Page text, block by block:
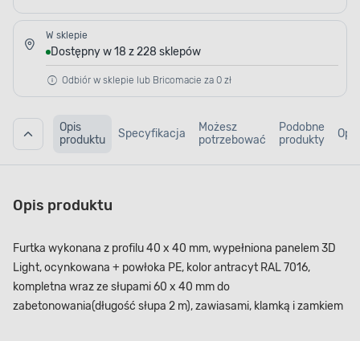
W sklepie
Dostępny w 18 z 228 sklepów
Odbiór w sklepie lub Bricomacie za 0 zł
Opis
produktu
Specyfikacja
Możesz
potrzebować
Podobne
produkty
Opis produktu
Furtka wykonana z profilu 40 x 40 mm, wypełniona panelem 3D
Light, ocynkowana + powłoka PE, kolor antracyt RAL 7016,
kompletna wraz ze słupami 60 x 40 mm do
zabetonowania(długość słupa 2 m), zawiasami, klamką i zamkiem